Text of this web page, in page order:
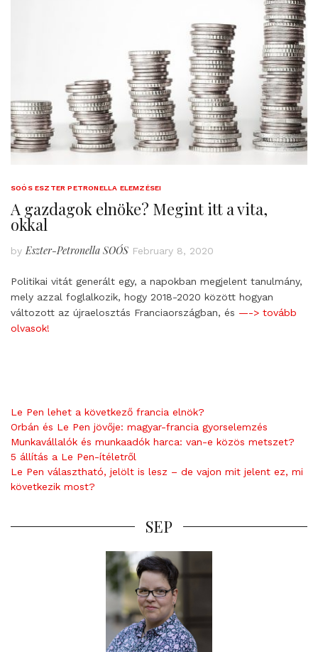
SOÓS ESZTER PETRONELLA ELEMZÉSEI
A gazdagok elnöke? Megint itt a vita,
okkal
by Eszter-Petronella SOÓS February 8, 2020
Politikai vitát generált egy, a napokban megjelent tanulmány,
mely azzal foglalkozik, hogy 2018-2020 között hogyan
változott az újraelosztás Franciaországban, és —-> tovább
olvasok!
Le Pen lehet a következő francia elnök?
Orbán és Le Pen jövője: magyar-francia gyorselemzés
Munkavállalók és munkaadók harca: van-e közös metszet?
5 állítás a Le Pen-ítéletről
Le Pen választható, jelölt is lesz – de vajon mit jelent ez, mi
következik most?
SEP